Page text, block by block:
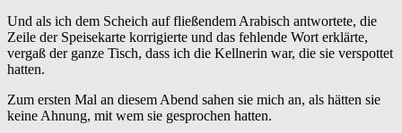
Und als ich dem Scheich auf fließendem Arabisch antwortete, die
Zeile der Speisekarte korrigierte und das fehlende Wort erklärte,
vergaß der ganze Tisch, dass ich die Kellnerin war, die sie verspottet
hatten.
Zum ersten Mal an diesem Abend sahen sie mich an, als hätten sie
keine Ahnung, mit wem sie gesprochen hatten.